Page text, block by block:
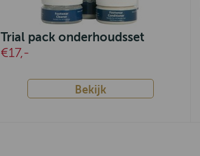
Trial pack onderhoudsset
€17,-
Bekijk